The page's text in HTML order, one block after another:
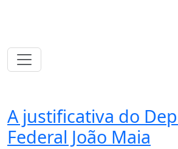
A justificativa do
Federal João Maia